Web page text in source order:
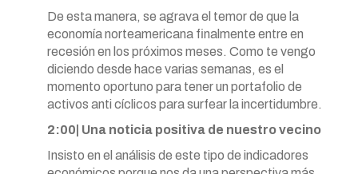
De esta manera, se agrava el temor de que la
economía norteamericana finalmente entre en
recesión en los próximos meses. Como te vengo
diciendo desde hace varias semanas, es el
momento oportuno para tener un portafolio de
activos anti cíclicos para surfear la incertidumbre.
2:00| Una noticia positiva de nuestro vecino
Insisto en el análisis de este tipo de indicadores